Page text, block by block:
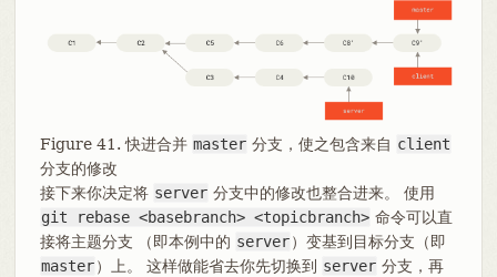
Figure 41. 快进合并 master 分支，使之包含来自 client
分支的修改
接下来你决定将 server 分支中的修改也整合进来。 使用
git rebase <basebranch> <topicbranch> 命令可以直
接将主题分支 （即本例中的 server ）变基到目标分支（即
master ）上。 这样做能省去你先切换到 server 分支，再